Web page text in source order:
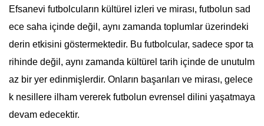
Efsanevi futbolcuların kültürel izleri ve mirası, futbolun sad
ece saha içinde değil, aynı zamanda toplumlar üzerindeki
derin etkisini göstermektedir. Bu futbolcular, sadece spor ta
rihinde değil, aynı zamanda kültürel tarih içinde de unutulm
az bir yer edinmişlerdir. Onların başarıları ve mirası, gelece
k nesillere ilham vererek futbolun evrensel dilini yaşatmaya
devam edecektir.